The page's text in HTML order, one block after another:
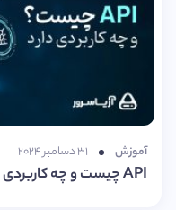
آموزش ۳۱ دسامبر ۲۰۲۴
API چیست و چه کاربردی دارد | به زبان ساده